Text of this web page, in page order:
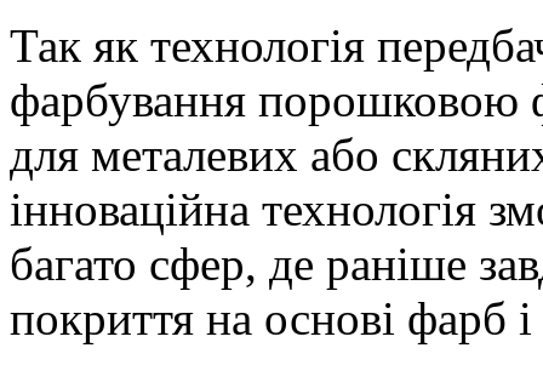
Так як технологія
фарбування порошковою
для металевих або
інноваційна технологія
багато сфер, де раніше
покриття на основі фарб і